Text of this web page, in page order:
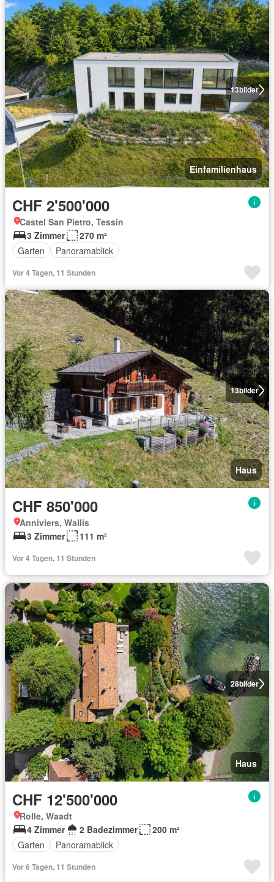
13bilder
Einfamilienhaus
CHF 2'500'000
Castel San Pietro, Tessin
3 Zimmer
270 m²
Garten
Panoramablick
Vor 4 Tagen, 11 Stunden
13bilder
Haus
CHF 850'000
Anniviers, Wallis
3 Zimmer
111 m²
Vor 4 Tagen, 11 Stunden
28bilder
Haus
CHF 12'500'000
Rolle, Waadt
4 Zimmer
2 Badezimmer
200 m²
Garten
Panoramablick
Vor 6 Tagen, 11 Stunden